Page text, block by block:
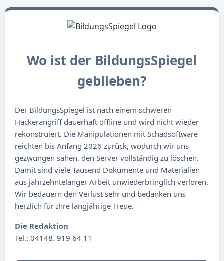
Wo ist der BildungsSpiegel
geblieben?
Der BildungsSpiegel ist nach einem schweren
Hackerangriff dauerhaft offline und wird nicht wieder
rekonstruiert. Die Manipulationen mit Schadsoftware
reichten bis Anfang 2026 zurück, wodurch wir uns
gezwungen sahen, den Server vollständig zu löschen.
Damit sind viele Tausend Dokumente und Materialien
aus jahrzehntelanger Arbeit unwiederbringlich verloren.
Wir bedauern den Verlust sehr und bedanken uns
herzlich für Ihre langjährige Treue.
Die Redaktion
Tel.: 04148. 919 64 11